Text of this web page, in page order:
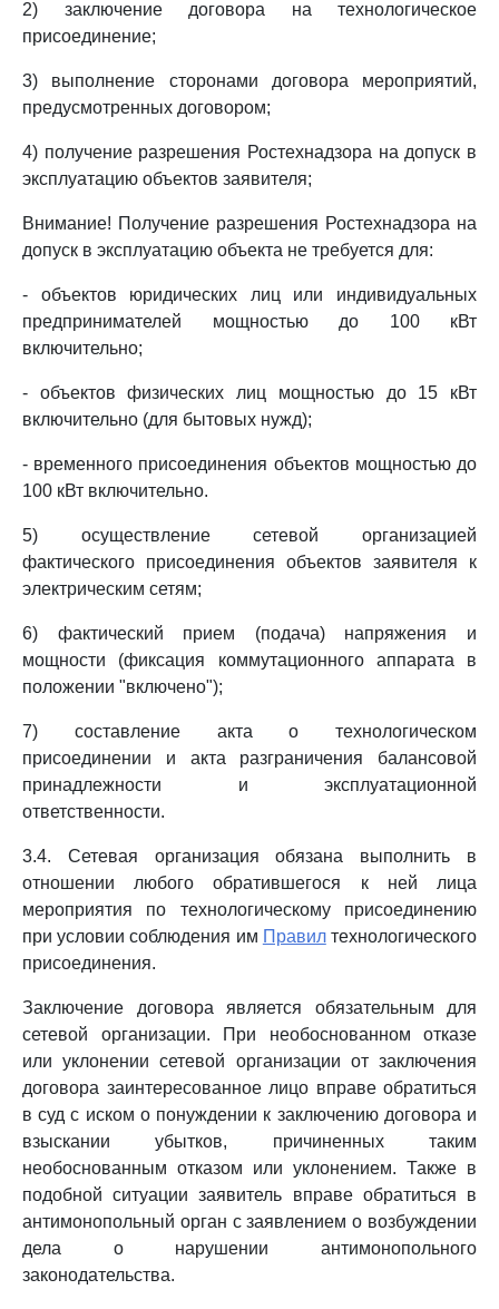
2) заключение договора на технологическое
присоединение;
3) выполнение сторонами договора мероприятий,
предусмотренных договором;
4) получение разрешения Ростехнадзора на допуск в
эксплуатацию объектов заявителя;
Внимание! Получение разрешения Ростехнадзора на
допуск в эксплуатацию объекта не требуется для:
- объектов юридических лиц или индивидуальных
предпринимателей мощностью до 100 кВт
включительно;
- объектов физических лиц мощностью до 15 кВт
включительно (для бытовых нужд);
- временного присоединения объектов мощностью до
100 кВт включительно.
5) осуществление сетевой организацией
фактического присоединения объектов заявителя к
электрическим сетям;
6) фактический прием (подача) напряжения и
мощности (фиксация коммутационного аппарата в
положении "включено");
7) составление акта о технологическом
присоединении и акта разграничения балансовой
принадлежности и эксплуатационной
ответственности.
3.4. Сетевая организация обязана выполнить в
отношении любого обратившегося к ней лица
мероприятия по технологическому присоединению
при условии соблюдения им Правилтехнологического
присоединения.
Заключение договора является обязательным для
сетевой организации. При необоснованном отказе
или уклонении сетевой организации от заключения
договора заинтересованное лицо вправе обратиться
в суд с иском о понуждении к заключению договора и
взыскании убытков, причиненных таким
необоснованным отказом или уклонением. Также в
подобной ситуации заявитель вправе обратиться в
антимонопольный орган с заявлением о возбуждении
дела о нарушении антимонопольного
законодательства.